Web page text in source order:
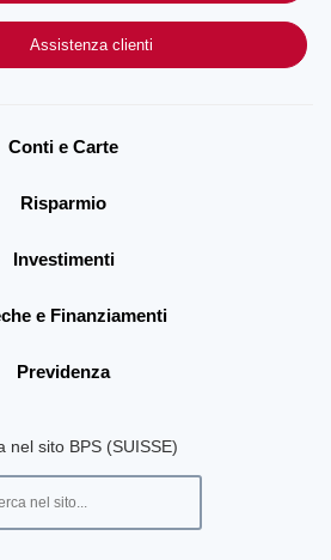
Assistenza clienti
Conti e Carte
Risparmio
Investimenti
e Finanziamenti
Previdenza
nel sito BPS (SUISSE)